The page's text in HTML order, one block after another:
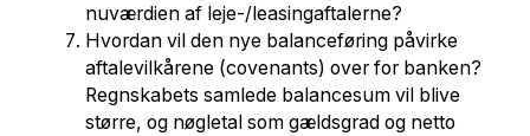
nuværdien af leje-/leasingaftalerne?
Hvordan vil den nye balanceføring påvirke
aftalevilkårene (covenants) over for banken?
Regnskabets samlede balancesum vil blive
større, og nøgletal som gældsgrad og netto